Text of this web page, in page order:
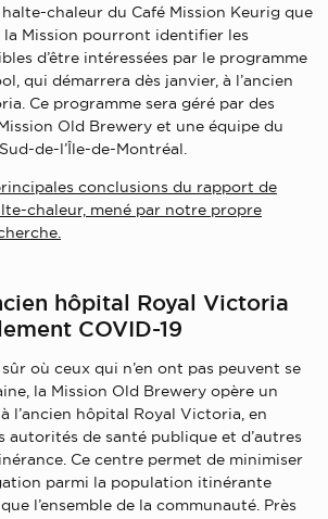
halte-chaleur du Café Mission Keurig que
Mission pourront identifier les
d’être intéressées par le programme
qui démarrera dès janvier, à l’ancien
Ce programme sera géré par des
Old Brewery et une équipe du
de-l’Île-de-Montréal.
conclusions du rapport de
chaleur, mené par notre propre
hôpital Royal Victoria
COVID-19
où ceux qui n’en ont pas peuvent se
la Mission Old Brewery opère un
l’ancien hôpital Royal Victoria, en
autorités de santé publique et d’autres
Ce centre permet de minimiser
parmi la population itinérante
l’ensemble de la communauté. Près